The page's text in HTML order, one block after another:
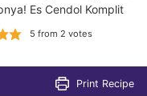
Es Cendol Komplit
5 from 2 votes
Print Recipe